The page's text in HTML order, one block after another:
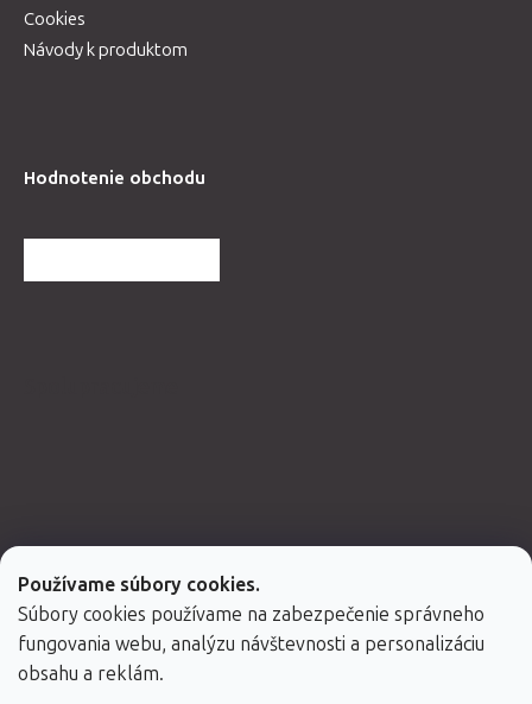
Používame súbory cookies.
Súbory cookies používame na zabezpečenie správneho
fungovania webu, analýzu návštevnosti a personalizáciu
obsahu a reklám.
Cookies
Návody k produktom
Hodnotenie obchodu